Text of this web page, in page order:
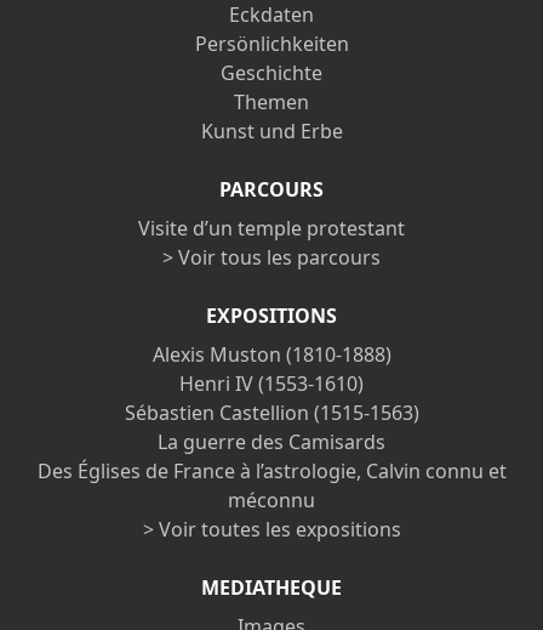
Eckdaten
Persönlichkeiten
Geschichte
Themen
Kunst und Erbe
PARCOURS
Visite d’un temple protestant
> Voir tous les parcours
EXPOSITIONS
Alexis Muston (1810-1888)
Henri IV (1553-1610)
Sébastien Castellion (1515-1563)
La guerre des Camisards
Des Églises de France à l’astrologie, Calvin connu et
méconnu
> Voir toutes les expositions
MEDIATHEQUE